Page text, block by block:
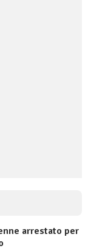
arrestato per